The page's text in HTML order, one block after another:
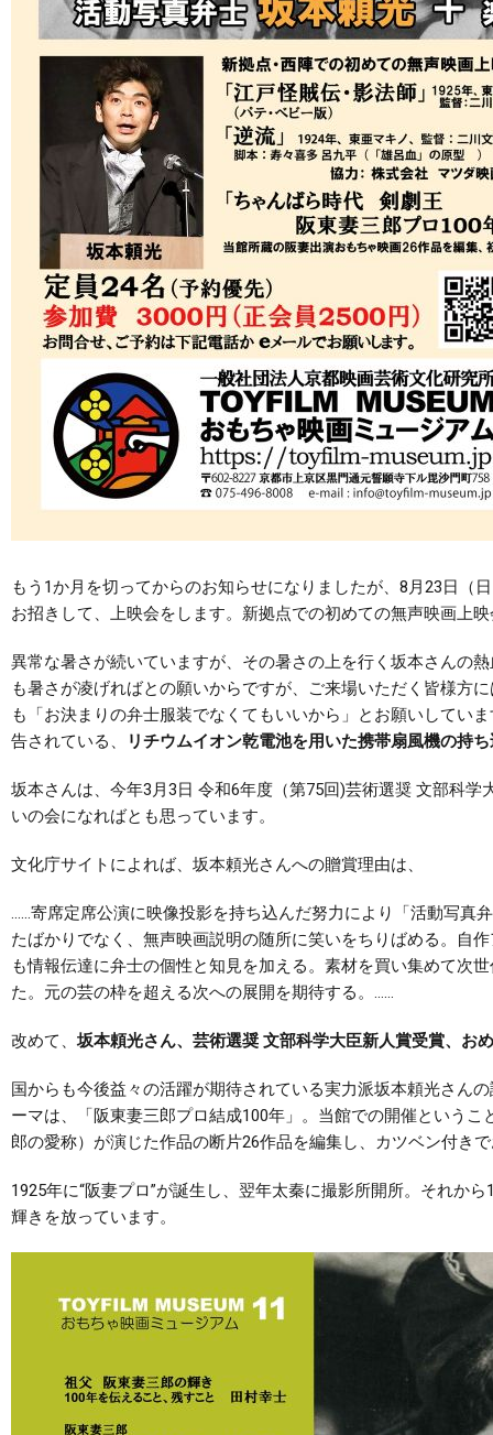
もう1か月を切ってからのお知らせになりましたが、8月23日（
お招きして、上映会をします。新拠点での初めての無声映画上
異常な暑さが続いていますが、その暑さの上を行く坂本さんの
も暑さが凌げればとの願いからですが、ご来場いただく皆様方
も「お決まりの弁士服装でなくてもいいから」とお願いしてい
告されている、
リチウムイオン乾電池を用いた携帯扇風機の持
坂本さんは、今年3月3日 令和6年度（第75回)芸術選奨 文部科
いの会になればとも思っています。
文化庁サイトによれば、坂本頼光さんへの贈賞理由は、
……寄席定席公演に映像投影を持ち込んだ努力により「活動写真
たばかりでなく、無声映画説明の随所に笑いをちりばめる。自
も情報伝達に弁士の個性と知見を加える。素材を買い集めて次
た。元の芸の枠を超える次への展開を期待する。……
改めて、坂本頼光さん、芸術選奨 文部科学大臣新人賞受賞、お
国からも今後益々の活躍が期待されている実力派坂本頼光さん
ーマは、「阪東妻三郎プロ結成100年」。当館での開催という
郎の愛称）が演じた作品の断片26作品を編集し、カツベン付き
1925年に“阪妻プロ”が誕生し、翌年太秦に撮影所開所。それか
輝きを放っています。